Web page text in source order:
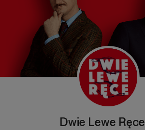
Dwie Lewe Ręce